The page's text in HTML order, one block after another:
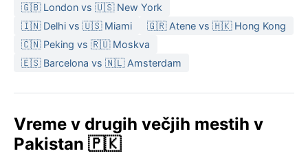
🇬🇧 London vs 🇺🇸 New York
🇮🇳 Delhi vs 🇺🇸 Miami
🇬🇷 Atene vs 🇭🇰 Hong Kong
🇨🇳 Peking vs 🇷🇺 Moskva
🇪🇸 Barcelona vs 🇳🇱 Amsterdam
Vreme v drugih večjih mestih v
Pakistan 🇵🇰